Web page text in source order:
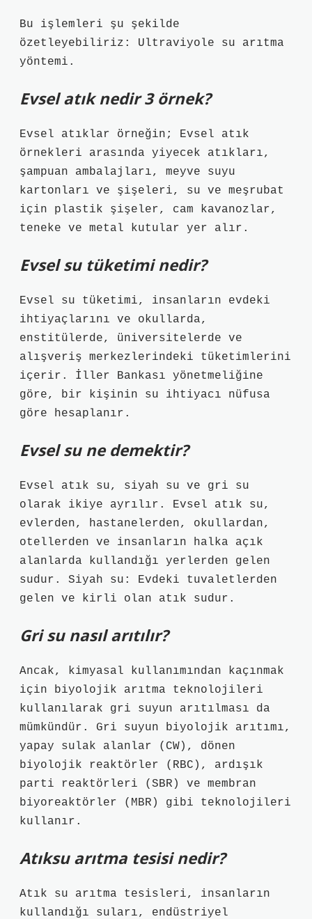
Bu işlemleri şu şekilde
özetleyebiliriz: Ultraviyole su arıtma
yöntemi.
Evsel atık nedir 3 örnek?
Evsel atıklar örneğin; Evsel atık
örnekleri arasında yiyecek atıkları,
şampuan ambalajları, meyve suyu
kartonları ve şişeleri, su ve meşrubat
için plastik şişeler, cam kavanozlar,
teneke ve metal kutular yer alır.
Evsel su tüketimi nedir?
Evsel su tüketimi, insanların evdeki
ihtiyaçlarını ve okullarda,
enstitülerde, üniversitelerde ve
alışveriş merkezlerindeki tüketimlerini
içerir. İller Bankası yönetmeliğine
göre, bir kişinin su ihtiyacı nüfusa
göre hesaplanır.
Evsel su ne demektir?
Evsel atık su, siyah su ve gri su
olarak ikiye ayrılır. Evsel atık su,
evlerden, hastanelerden, okullardan,
otellerden ve insanların halka açık
alanlarda kullandığı yerlerden gelen
sudur. Siyah su: Evdeki tuvaletlerden
gelen ve kirli olan atık sudur.
Gri su nasıl arıtılır?
Ancak, kimyasal kullanımından kaçınmak
için biyolojik arıtma teknolojileri
kullanılarak gri suyun arıtılması da
mümkündür. Gri suyun biyolojik arıtımı,
yapay sulak alanlar (CW), dönen
biyolojik reaktörler (RBC), ardışık
parti reaktörleri (SBR) ve membran
biyoreaktörler (MBR) gibi teknolojileri
kullanır.
Atıksu arıtma tesisi nedir?
Atık su arıtma tesisleri, insanların
kullandığı suları, endüstriyel